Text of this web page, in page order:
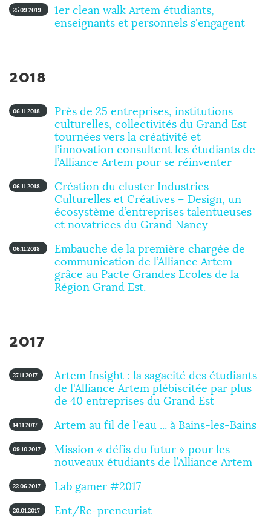
25.09.2019 1er clean walk Artem étudiants,
enseignants et personnels s'engagent
2018
06.11.2018 Près de 25 entreprises, institutions
culturelles, collectivités du Grand Est
tournées vers la créativité et
l’innovation consultent les étudiants de
l’Alliance Artem pour se réinventer
06.11.2018 Création du cluster Industries
Culturelles et Créatives – Design, un
écosystème d’entreprises talentueuses
et novatrices du Grand Nancy
06.11.2018 Embauche de la première chargée de
communication de l’Alliance Artem
grâce au Pacte Grandes Ecoles de la
Région Grand Est.
2017
27.11.2017 Artem Insight : la sagacité des étudiants
de l'Alliance Artem plébiscitée par plus
de 40 entreprises du Grand Est
14.11.2017 Artem au fil de l'eau ... à Bains-les-Bains
09.10.2017 Mission « défis du futur » pour les
nouveaux étudiants de l’Alliance Artem
22.06.2017 Lab gamer #2017
20.01.2017 Ent/Re-preneuriat